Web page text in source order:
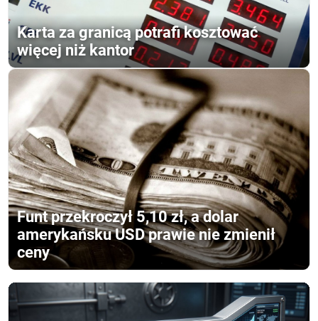
Karta za granicą potrafi kosztować
więcej niż kantor
Funt przekroczył 5,10 zł, a dolar
amerykańsku USD prawie nie zmienił
ceny